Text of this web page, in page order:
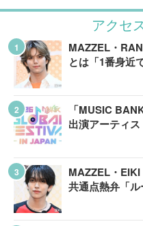
アクセ
MAZZEL・
とは「1番身近
「MUSIC
出演アーティ
MAZZEL・
共通点熱弁「ル